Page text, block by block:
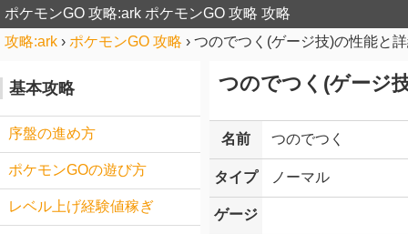
ポケモンGO 攻略:ark ポケモンGO 攻略 攻略
攻略:ark › ポケモンGO 攻略 › つのでつく(ゲージ技)の性能と
つのでつく(ゲージ
名前 つのでつく
タイプ ノーマル
ゲージ
基本攻略
序盤の進め方
ポケモンGOの遊び方
レベル上げ経験値稼ぎ